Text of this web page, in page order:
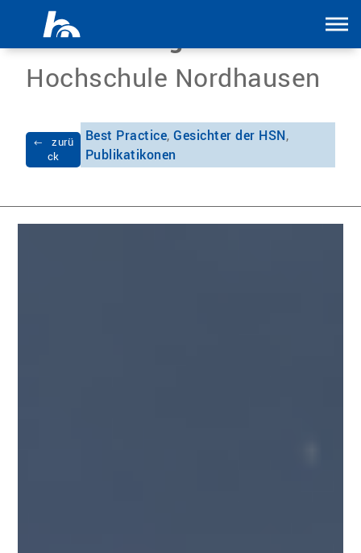
Menü überspringen
Science Blog
Hochschule Nordhausen
zurü
ck
Best Practice,Gesichter der HSN,
Publikatikonen